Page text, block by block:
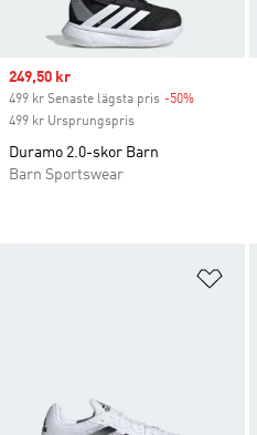
Sale price
249,50 kr
499 kr Senaste lägsta pris -50%
499 kr Ursprungspris
Duramo 2.0-skor Barn
Barn Sportswear